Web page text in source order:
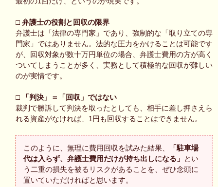
□ 弁護士の役割と回収の限界
弁護士は「法律の専門家」であり、強制的な「取り立ての専
門家」ではありません。法的な圧力をかけることは可能です
が、回収対象が数十万円単位の場合、弁護士費用の方が高く
ついてしまうことが多く、実務として積極的な回収が難しい
のが実情です。
□ 「判決」＝「回収」ではない
裁判で勝訴して判決を取ったとしても、相手に差し押さえら
れる資産がなければ、1円も回収することはできません。
このように、無理に費用回収を試みた結果、
「駐車場
代は入らず、弁護士費用だけが持ち出しになる」 とい
う二重の損失を被るリスクがあることを、ぜひ念頭に
置いていただければと思います。